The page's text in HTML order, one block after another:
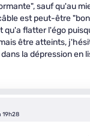
sauf qu'au
est peut-être
qu'a flatter l'égo
être atteints,
la dépression en
19h28